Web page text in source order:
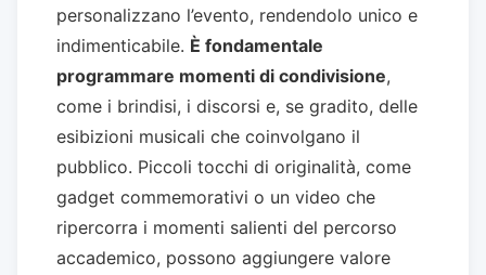
personalizzano l’evento, rendendolo unico e
indimenticabile. È fondamentale
programmare momenti di condivisione,
come i brindisi, i discorsi e, se gradito, delle
esibizioni musicali che coinvolgano il
pubblico. Piccoli tocchi di originalità, come
gadget commemorativi o un video che
ripercorra i momenti salienti del percorso
accademico, possono aggiungere valore